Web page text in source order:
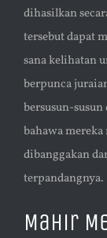
dihasilkan
tersebut dapat
sana kelihatan
berpunca
bersusun-
bahawa
dibanggakan
terpandangnya.
Mahir